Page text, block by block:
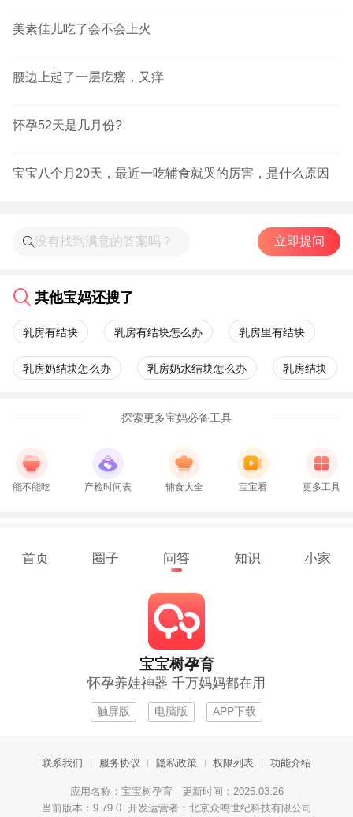
美素佳儿吃了会不会上火
腰边上起了一层疙瘩，又痒
怀孕52天是几月份?
宝宝八个月20天，最近一吃辅食就哭的厉害，是什么原因
立即提问
其他宝妈还搜了
乳房有结块 乳房有结块怎么办 乳房里有结块
乳房奶结块怎么办 乳房奶水结块怎么办 乳房结块
探索更多宝妈必备工具
能不能吃 产检时间表 辅食大全 宝宝看 更多工具
首页 圈子 问答 知识 小家
宝宝树孕育
怀孕养娃神器 千万妈妈都在用
触屏版 电脑版 APP下载
联系我们 服务协议 隐私政策 权限列表 功能介绍
应用名称：宝宝树孕育 更新时间：2025.03.26
当前版本：9.79.0 开发运营者：北京众鸣世纪科技有限公司